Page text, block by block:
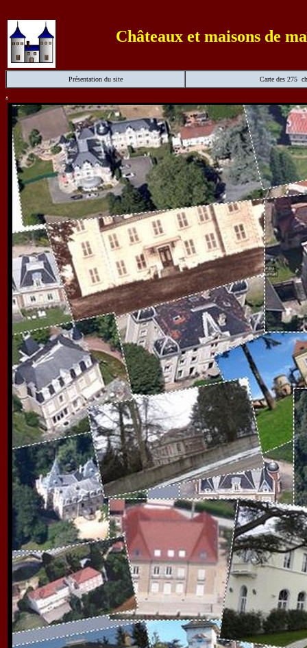
Châteaux et maisons de
Présentation du site Carte des 275
.